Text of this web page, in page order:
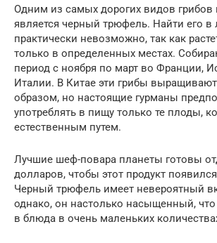
Одним из самых дорогих видов грибов
является черный трюфель. Найти его в
практически невозможно, так как
только в определенных местах.
период с ноября по март во Франции,
Италии. В Китае эти грибы
образом, но настоящие гурманы
употреблять в пищу только те плоды,
естественным путем.
Лучшие шеф-повара планеты готовы
долларов, чтобы этот продукт
Черный трюфель имеет невероятный
однако, он настолько насыщенный,
в блюда в очень маленьких